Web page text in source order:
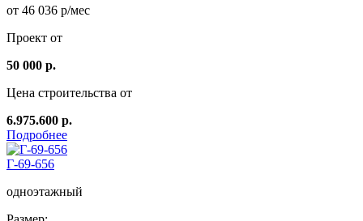
от 46 036 р/мес
Проект от
50 000 р.
Цена строительства от
6.975.600 р.
Подробнее
Г-69-656
одноэтажный